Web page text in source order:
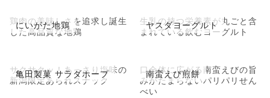
にいがた地鶏
鶏肉の美味しさを追求し誕生
した高品質な地鶏
ヤスダヨーグルト
生乳の持つ栄養素が丸ごと含
まれている飲むヨーグルト
亀田製菓 サラダホープ
サクサクッ！あっさり塩味の
新潟限定あられスナック
南蛮えび煎餅
口全体に広がる南蛮えびの旨
みがたまらないパリパリせん
べい